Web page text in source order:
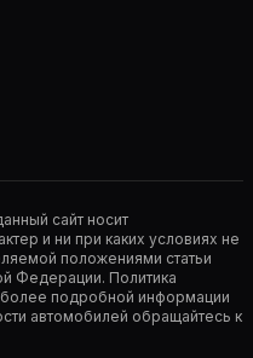
сайт носит
и ни при каких условиях не
положениями статьи
Федерации. Политика
подробной информации
автомобилей обращайтесь к